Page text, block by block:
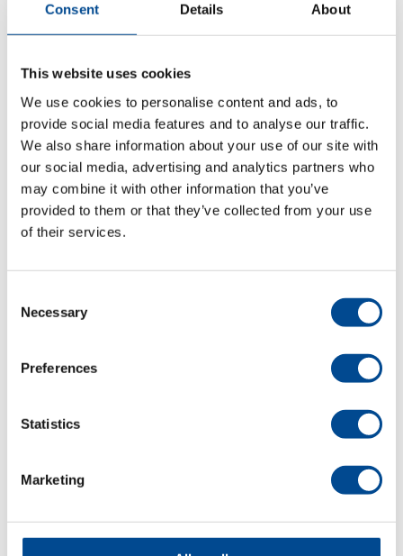
Consent Details About
This website uses cookies
We use cookies to personalise content and ads, to
provide social media features and to analyse our traffic.
We also share information about your use of our site with
our social media, advertising and analytics partners who
may combine it with other information that you’ve
provided to them or that they’ve collected from your use
of their services.
Selection
Necessary
Preferences
Statistics
Marketing
Primula FLEX 1365
Pressbord
Detaljer